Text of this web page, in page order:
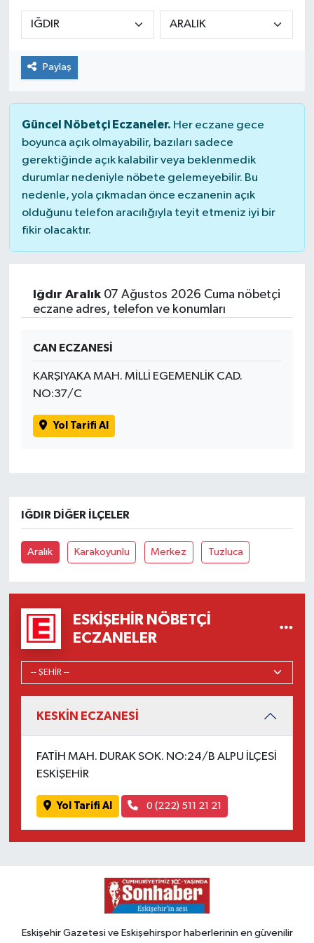
Paylaş
Güncel Nöbetçi Eczaneler. Her eczane gece
boyunca açık olmayabilir, bazıları sadece
gerektiğinde açık kalabilir veya beklenmedik
durumlar nedeniyle nöbete gelemeyebilir. Bu
nedenle, yola çıkmadan önce eczanenin açık
olduğunu telefon aracılığıyla teyit etmeniz iyi bir
fikir olacaktır.
Iğdır Aralık07 Ağustos 2026 Cuma nöbetçi
eczane adres, telefon ve konumları
CAN ECZANESİ
KARŞIYAKA MAH. MİLLİ EGEMENLİK CAD.
NO:37/C
Yol Tarifi Al
IĞDIR DIĞER İLÇELER
Aralık Karakoyunlu Merkez Tuzluca
ESKIŞEHIR NÖBETÇI
ECZANELER
KESKİN ECZANESİ
FATİH MAH. DURAK SOK. NO:24/B ALPU İLÇESİ
ESKİŞEHİR
Yol Tarifi Al 0 (222) 511 21 21
Eskişehir Gazetesi ve Eskişehirspor haberlerinin en güvenilir
Siyaset
Spor